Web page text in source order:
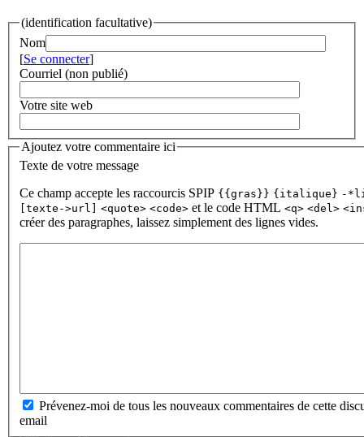
(identification facultative)
Nom
[Se connecter]
Courriel (non publié)
Votre site web
Ajoutez votre commentaire ici
Texte de votre message
Ce champ accepte les raccourcis SPIP {{gras}} {italique} -
[texte->url]
<quote> <code> et le code HTML <q> <del>
créer des paragraphes, laissez simplement des lignes vides.
Prévenez-moi de tous les nouveaux commentaires de cette
email